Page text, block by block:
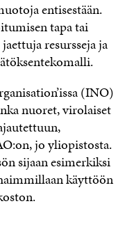
entisestään.DAO
tapa tai
resursseja ja
(INO)
nuoret, virolaiset
jo yliopistosta.
sijaan esimerkiksi
käyttöön